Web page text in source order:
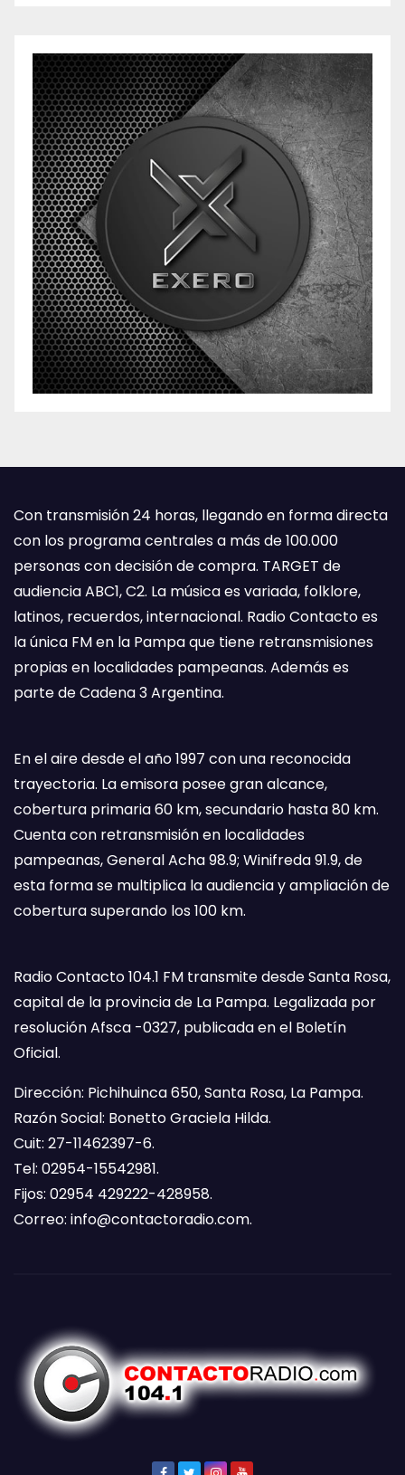
Con transmisión 24 horas, llegando en forma directa
con los programa centrales a más de 100.000
personas con decisión de compra. TARGET de
audiencia ABC1, C2. La música es variada, folklore,
latinos, recuerdos, internacional. Radio Contacto es
la única FM en la Pampa que tiene retransmisiones
propias en localidades pampeanas. Además es
parte de Cadena 3 Argentina.
En el aire desde el año 1997 con una reconocida
trayectoria. La emisora posee gran alcance,
cobertura primaria 60 km, secundario hasta 80 km.
Cuenta con retransmisión en localidades
pampeanas, General Acha 98.9; Winifreda 91.9, de
esta forma se multiplica la audiencia y ampliación de
cobertura superando los 100 km.
Radio Contacto 104.1 FM transmite desde Santa Rosa,
capital de la provincia de La Pampa. Legalizada por
resolución Afsca -0327, publicada en el Boletín
Oficial.
Dirección: Pichihuinca 650, Santa Rosa, La Pampa.
Razón Social: Bonetto Graciela Hilda.
Cuit: 27-11462397-6.
Tel: 02954-15542981.
Fijos: 02954 429222-428958.
Correo: info@contactoradio.com.